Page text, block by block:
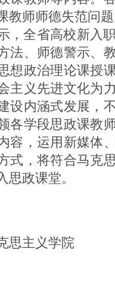
教师师德失范问
全省高校新入职
法、师德警示、
想政治理论课授
主义先进文化为
设内涵式发展，
各学段思政课教
容，运用新媒体
式，将符合马克
思政课堂。
思主义学院